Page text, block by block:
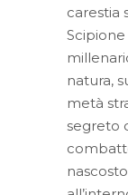
carestia
natura,
metà
segreto